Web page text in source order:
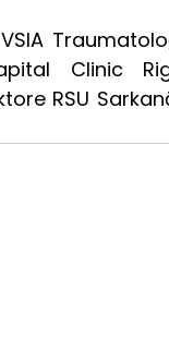
Clinic
RSU